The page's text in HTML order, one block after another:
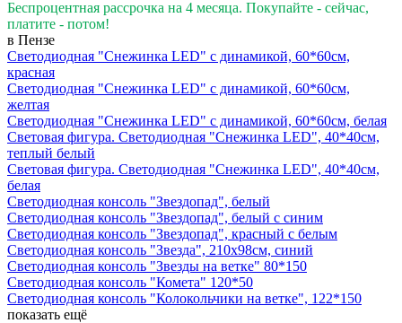
Беспроцентная рассрочка на 4 месяца. Покупайте - сейчас,
платите - потом!
в Пензе
Светодиодная "Снежинка LED" с динамикой, 60*60см,
красная
Светодиодная "Снежинка LED" с динамикой, 60*60см,
желтая
Светодиодная "Снежинка LED" с динамикой, 60*60см, белая
Световая фигура. Светодиодная "Снежинка LED", 40*40см,
теплый белый
Световая фигура. Светодиодная "Снежинка LED", 40*40см,
белая
Светодиодная консоль "Звездопад", белый
Светодиодная консоль "Звездопад", белый с синим
Светодиодная консоль "Звездопад", красный с белым
Светодиодная консоль "Звезда", 210х98см, синий
Светодиодная консоль "Звезды на ветке" 80*150
Светодиодная консоль "Комета" 120*50
Светодиодная консоль "Колокольчики на ветке", 122*150
показать ещё